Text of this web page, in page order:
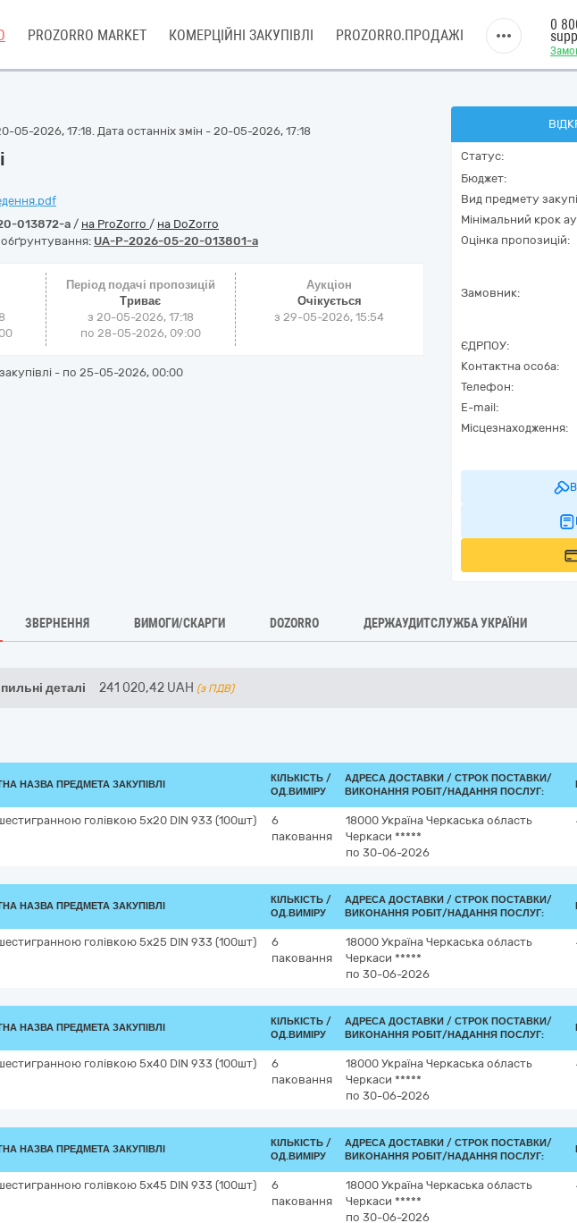
PROZORRO MARKET КОМЕРЦІЙНІ ЗАКУПІВЛІ PROZORRO.ПРОДАЖІ
0
05-2026, 17:18. Дата останніх змін - 20-05-2026, 17:18
013872-a / на ProZorro / на DoZorro
обґрунтування: UA-P-2026-05-20-013801-a
Період подачі пропозицій
Триває
з 20-05-2026, 17:18
по 28-05-2026, 09:00
Аукціон
Очікується
з29-05-2026, 15:54
- по 25-05-2026, 00:00
Статус:
Бюджет:
Вид предмету
Мінімальний крок
Оцінка пропозицій:
Замовник:
ЄДРПОУ:
Контактна особа:
Телефон:
E-mail:
Місцезнаходження:
ЗВЕРНЕННЯ ВИМОГИ/СКАРГИ DOZORRO ДЕРЖАУДИТСЛУЖБА УКРАЇНИ
деталі 241 020,42 UAH (з ПДВ)
НАЗВА ПРЕДМЕТА ЗАКУПІВЛІ
КІЛЬКІСТЬ /
ОД.ВИМІРУ
АДРЕСА ДОСТАВКИ / СТРОК ПОСТАВКИ/
ВИКОНАННЯ РОБІТ/НАДАННЯ ПОСЛУГ:
голівкою 5х20 DIN 933 (100шт)
6
паковання
18000 Україна Черкаська область
Черкаси *****
по 30-06-2026
НАЗВА ПРЕДМЕТА ЗАКУПІВЛІ
КІЛЬКІСТЬ /
ОД.ВИМІРУ
АДРЕСА ДОСТАВКИ / СТРОК ПОСТАВКИ/
ВИКОНАННЯ РОБІТ/НАДАННЯ ПОСЛУГ:
голівкою 5х25 DIN 933 (100шт)
6
паковання
18000 Україна Черкаська область
Черкаси *****
по 30-06-2026
НАЗВА ПРЕДМЕТА ЗАКУПІВЛІ
КІЛЬКІСТЬ /
ОД.ВИМІРУ
АДРЕСА ДОСТАВКИ / СТРОК ПОСТАВКИ/
ВИКОНАННЯ РОБІТ/НАДАННЯ ПОСЛУГ:
голівкою 5х40 DIN 933 (100шт)
6
паковання
18000 Україна Черкаська область
Черкаси *****
по 30-06-2026
НАЗВА ПРЕДМЕТА ЗАКУПІВЛІ
КІЛЬКІСТЬ /
ОД.ВИМІРУ
АДРЕСА ДОСТАВКИ / СТРОК ПОСТАВКИ/
ВИКОНАННЯ РОБІТ/НАДАННЯ ПОСЛУГ:
голівкою 5х45 DIN 933 (100шт)
6
паковання
18000 Україна Черкаська область
Черкаси *****
по 30-06-2026